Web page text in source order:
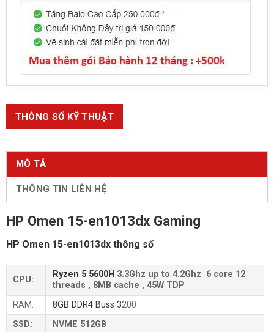
MÔ TẢ
THÔNG TIN LIÊN HỆ
HP Omen 15-en1013dx Gaming
HP Omen 15-en1013dx thông số
CPU:
Ryzen 5 5600H 3.3Ghz up to 4.2Ghz 6 core 12
threads , 8MB cache , 45W TDP
RAM:
8GB DDR4 Buss 3200
SSD:
NVME 512GB
THÔNG SỐ KỸ THUẬT